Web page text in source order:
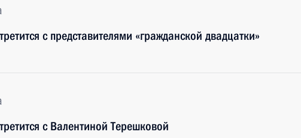
с представителями «гражданской двадцатки»
с Валентиной Терешковой